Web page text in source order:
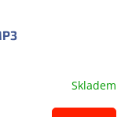
Skladem